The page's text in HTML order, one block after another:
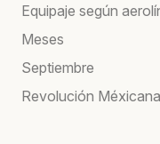
Equipaje según
Meses
Septiembre
Revolución Méxicana